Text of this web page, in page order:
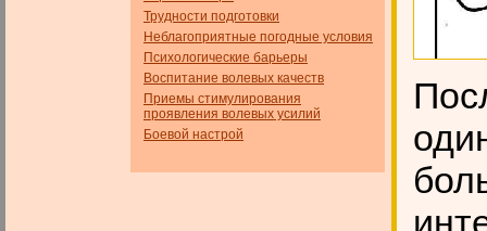
Трудности подготовки
Неблагоприятные погодные условия
Психологические барьеры
Воспитание волевых качеств
Приемы стимулирования
проявления волевых усилий
Боевой настрой